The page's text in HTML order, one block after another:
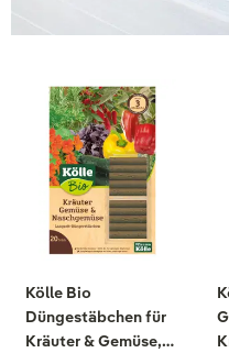
Kölle Bio
Düngestäbchen für
Kräuter & Gemüse,